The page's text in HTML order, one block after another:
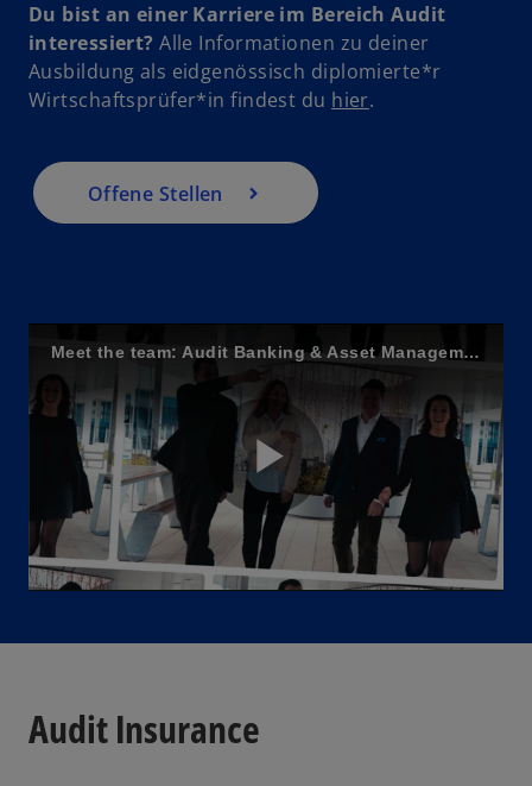
e
o
Du bist an einer Karriere im Bereich Audit
interessiert? Alle Informationen zu deiner
Ausbildung als eidgenössisch diplomierte*r
Wirtschaftsprüfer*in findest du hierw
n
e
r
n
e
e
n
R
e
i
.
Offene Stellen
Meet the team: Audit Banking & Asset Management
P
l
Audit Insurance